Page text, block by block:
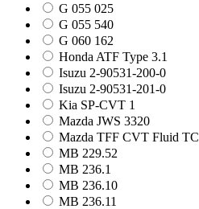
G 055 025
G 055 540
G 060 162
Honda ATF Type 3.1
Isuzu 2-90531-200-0
Isuzu 2-90531-201-0
Kia SP-CVT 1
Mazda JWS 3320
Mazda TFF CVT Fluid TC
MB 229.52
MB 236.1
MB 236.10
MB 236.11